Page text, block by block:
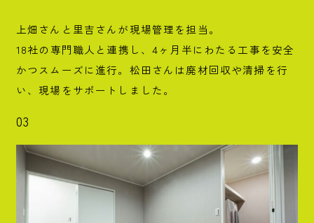
上畑さんと里吉さんが現場管理を担当。
18社の専門職人と連携し、4ヶ月半にわたる工事を安全
かつスムーズに進行。松田さんは廃材回収や清掃を行
い、現場をサポートしました。
03